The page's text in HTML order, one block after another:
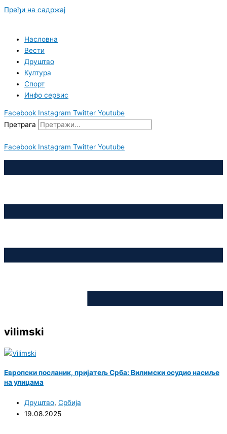
Пређи на садржај
Насловна
Вести
Друштво
Култура
Спорт
Инфо сервис
Facebook Instagram Twitter Youtube
Претрага
Facebook Instagram Twitter Youtube
vilimski
Европски посланик, пријатељ Срба: Вилимски осудио насиље
на улицама
Друштво, Србија
19.08.2025